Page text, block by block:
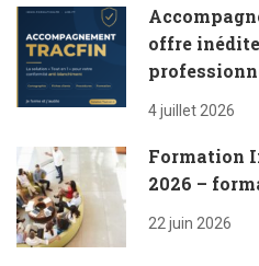
offre
4 juillet 2026
Formation
2026 –
22 juin 2026